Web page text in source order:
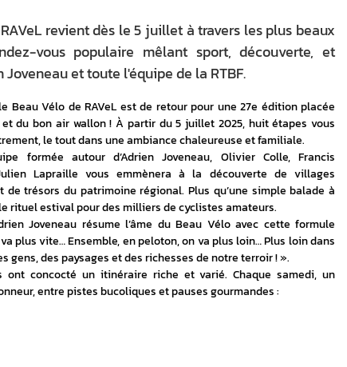
revient dès le 5 juillet à travers les plus beaux
vous populaire mêlant sport, découverte, et
et toute l'équipe de la RTBF.
Beau Vélo de RAVeL est de retour pour une 27e édition placée
du bon air wallon ! À partir du 5 juillet 2025, huit étapes vous
le tout dans une ambiance chaleureuse et familiale.
formée autour d’Adrien Joveneau, Olivier Colle, Francis
Lapraille vous emmènera à la découverte de villages
trésors du patrimoine régional. Plus qu’une simple balade à
rituel estival pour des milliers de cyclistes amateurs.
Joveneau résume l’âme du Beau Vélo avec cette formule
plus vite… Ensemble, en peloton, on va plus loin… Plus loin dans
gens, des paysages et des richesses de notre terroir ! ».
ont concocté un itinéraire riche et varié. Chaque samedi, un
entre pistes bucoliques et pauses gourmandes :